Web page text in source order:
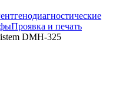
Проявка и печать
DMH-325